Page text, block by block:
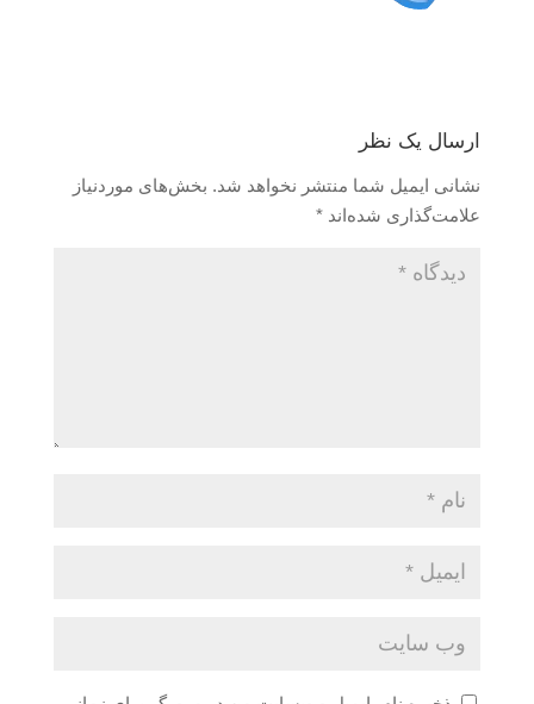
ارسال یک نظر
نشانی ایمیل شما منتشر نخواهد شد. بخش‌های موردنیاز
علامت‌گذاری شده‌اند *